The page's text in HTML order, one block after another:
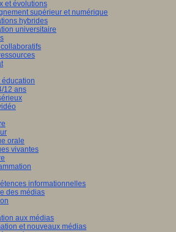
et évolutions
supérieur et numérique
hybrides
universitaire
éducation
12 ans
orale
vivantes
informationnelles
des médias
aux médias
et nouveaux médias